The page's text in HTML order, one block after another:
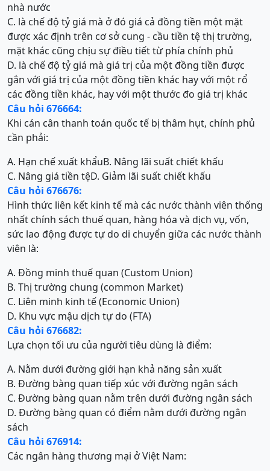
nhà nước
C. là chế độ tỷ giá mà ở đó giá cả đồng tiền một mặt
được xác định trên cơ sở cung - cầu tiền tệ thị trường,
mặt khác cũng chịu sự điều tiết từ phía chính phủ
D. là chế độ tỷ giá mà giá trị của một đồng tiền được
gắn với giá trị của một đồng tiền khác hay với một rổ
các đồng tiền khác, hay với một thước đo giá trị khác
Câu hỏi 676664:
Khi cán cân thanh toán quốc tế bị thâm hụt, chính phủ
cần phải:
A. Hạn chế xuất khẩuB. Nâng lãi suất chiết khấu
C. Nâng giá tiền tệD. Giảm lãi suất chiết khấu
Câu hỏi 676676:
Hình thức liên kết kinh tế mà các nước thành viên thống
nhất chính sách thuế quan, hàng hóa và dịch vụ, vốn,
sức lao động được tự do di chuyển giữa các nước thành
viên là:
A. Đồng minh thuế quan (Custom Union)
B. Thị trường chung (common Market)
C. Liên minh kinh tế (Economic Union)
D. Khu vực mậu dịch tự do (FTA)
Câu hỏi 676682:
Lựa chọn tối ưu của người tiêu dùng là điểm:
A. Nằm dưới đường giới hạn khả năng sản xuất
B. Đường bàng quan tiếp xúc với đường ngân sách
C. Đường bàng quan nằm trên dưới đường ngân sách
D. Đường bàng quan có điểm nằm dưới đường ngân
sách
Câu hỏi 676914:
Các ngân hàng thương mại ở Việt Nam: